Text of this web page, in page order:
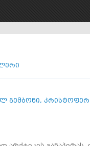
გემბონი,